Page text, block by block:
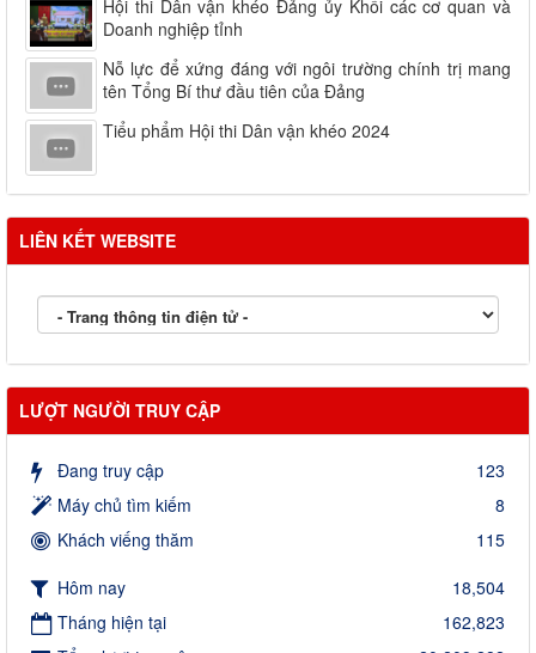
Hội thi Dân vận khéo Đảng ủy Khối các cơ quan và
Doanh nghiệp tỉnh
Nỗ lực để xứng đáng với ngôi trường chính trị mang
tên Tổng Bí thư đầu tiên của Đảng
Tiểu phẩm Hội thi Dân vận khéo 2024
LIÊN KẾT WEBSITE
LƯỢT NGƯỜI TRUY CẬP
Đang truy cập
123
Máy chủ tìm kiếm
8
Khách viếng thăm
115
Hôm nay
18,504
Tháng hiện tại
162,823